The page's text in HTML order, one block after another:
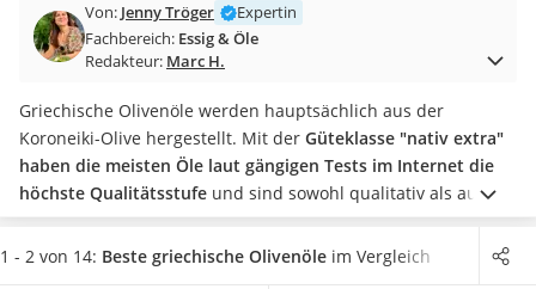
Balsamico-Essig
Schwarzkümmelöl bio
Honig
Gemüsebrühe
Eiskaffee-Pulver
Irischer Whiskey
Grapefruitkernextrakt
Matcha-Set
Von: Jenny Tröger
Expertin
Fachbereich: Essig & Öle
Redakteur: Marc H.
Griechische Olivenöle werden hauptsächlich aus der
Koroneiki-Olive hergestellt. Mit der Güteklasse "nativ extra"
haben die meisten Öle laut gängigen Tests im Internet die
höchste Qualitätsstufe und sind sowohl qualitativ als auch
geschmacklich sehr hochwertig. Wählen Sie jetzt ein
griechisches Olivenöl im 5 Liter-Kanister oder einer
1 - 2 von 14: Beste griechische Olivenöle im Vergleich